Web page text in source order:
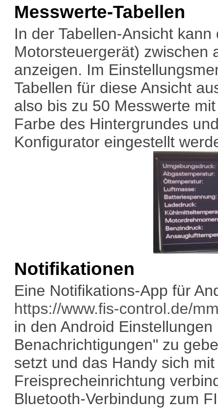
Messwerte-Tabellen
In der Tabellen-Ansicht
Motorsteuergerät) zwischen
anzeigen. Im
Tabellen für diese Ansicht
also bis zu 50 Messwerte
Farbe des Hintergrundes
Konfigurator eingestellt
Notifikationen
Eine Notifikations-App für
https://www.fis-control.de/
in den Android
Benachrichtigungen" zu
setzt und das Handy sich
Freisprecheinrichtung
Bluetooth-Verbindung zum